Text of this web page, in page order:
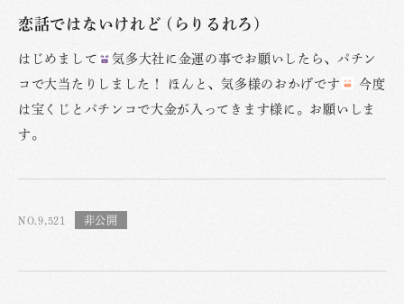
恋話ではないけれど (らりるれろ)
はじめまして
気多大社に金運の事でお願いしたら、パチン
コで大当たりしました！ ほんと、気多様のおかげです
今度
は宝くじとパチンコで大金が入ってきます様に。お願いしま
す。
NO.9,521